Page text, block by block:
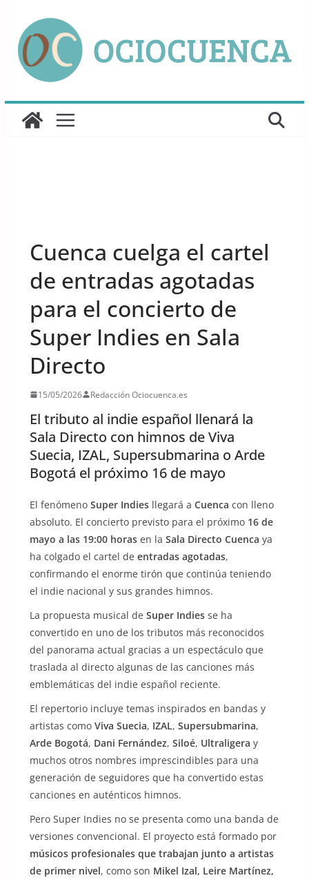
contenido
Cuenca cuelga el cartel
de entradas agotadas
para el concierto de
Super Indies en Sala
Directo
15/05/2026 Redacción Ociocuenca.es
El tributo al indie español llenará la
Sala Directo con himnos de Viva
Suecia, IZAL, Supersubmarina o Arde
Bogotá el próximo 16 de mayo
El fenómeno Super Indiesllegará a Cuenca con lleno
absoluto. El concierto previsto para el próximo 16 de
mayo a las 19:00 horasen la Sala Directo Cuenca ya
ha colgado el cartel de entradas agotadas,
confirmando el enorme tirón que continúa teniendo
el indie nacional y sus grandes himnos.
La propuesta musical de Super Indiesse ha
convertido en uno de los tributos más reconocidos
del panorama actual gracias a un espectáculo que
traslada al directo algunas de las canciones más
emblemáticas del indie español reciente.
El repertorio incluye temas inspirados en bandas y
artistas como Viva Suecia, IZAL, Supersubmarina,
Arde Bogotá, Dani Fernández, Siloé, Ultraligera y
muchos otros nombres imprescindibles para una
generación de seguidores que ha convertido estas
canciones en auténticos himnos.
Pero Super Indies no se presenta como una banda de
versiones convencional. El proyecto está formado por
músicos profesionales que trabajan junto a artistas
de primer nivel, como son Mikel Izal, Leire Martínez,